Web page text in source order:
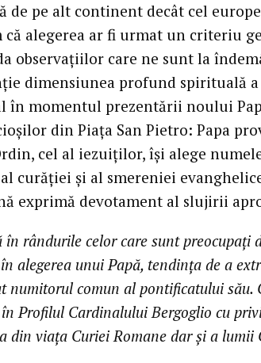
de pe alt continent decât cel
că alegerea ar fi urmat un criteriu
observaţiilor care ne sunt la
dimensiunea profund spirituală
în momentul prezentării noului
din Piaţa San Pietro: Papa
cel al iezuiţilor, îşi alege
curăţiei şi al smereniei
exprimă devotament al slujirii
în rândurile celor care sunt preocupaţi
alegerea unui Papă, tendinţa de a
numitorul comun al pontificatului său.
Profilul Cardinalului Bergoglio cu
din viaţa Curiei Romane dar şi a lumii